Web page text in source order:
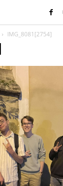
IMG_8081[2754]